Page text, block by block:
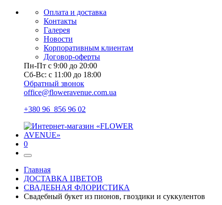
Оплата и доставка
Контакты
Галерея
Новости
Корпоративным клиентам
Договор-оферты
Пн-Пт с 9:00 до 20:00
Сб-Вс: с 11:00 до 18:00
Обратный звонок
office@floweravenue.com.ua
+380 96 856 96 02
0
Главная
ДОСТАВКА ЦВЕТОВ
СВАДЕБНАЯ ФЛОРИСТИКА
Свадебный букет из пионов, гвоздики и суккулентов